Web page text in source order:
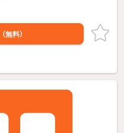
（無料）